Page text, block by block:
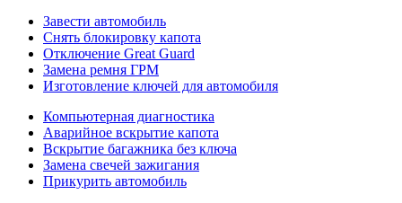
Завести автомобиль
Снять блокировку капота
Отключение Great Guard
Замена ремня ГРМ
Изготовление ключей для автомобиля
Компьютерная диагностика
Аварийное вскрытие капота
Вскрытие багажника без ключа
Замена свечей зажигания
Прикурить автомобиль